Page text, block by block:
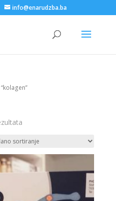
info@enarudzba.ba